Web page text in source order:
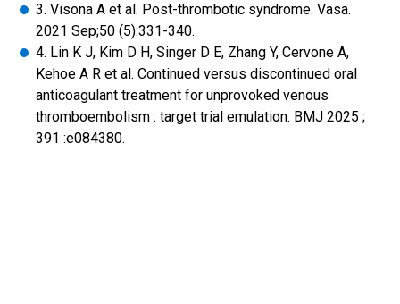
3. Visona A et al. Post-thrombotic syndrome. Vasa.
2021 Sep;50 (5):331-340.
4. Lin K J, Kim D H, Singer D E, Zhang Y, Cervone A,
Kehoe A R et al. Continued versus discontinued oral
anticoagulant treatment for unprovoked venous
thromboembolism : target trial emulation. BMJ 2025 ;
391 :e084380.